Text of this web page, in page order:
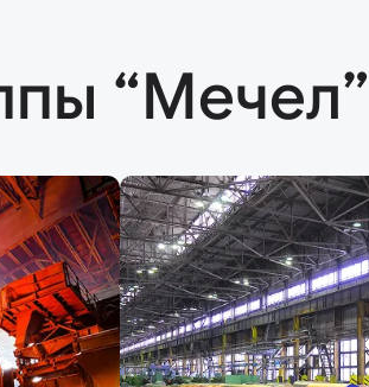
“Мечел”